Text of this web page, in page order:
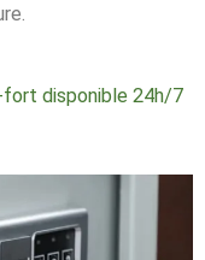
disponible 24h/7